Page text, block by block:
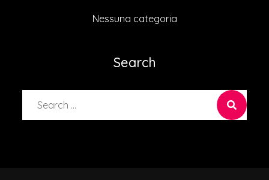
Nessuna categoria
Search